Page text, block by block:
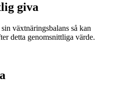
giva
växtnäringsbalans så kan
detta genomsnittliga värde.